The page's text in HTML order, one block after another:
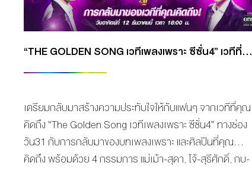
“THE GOLDEN SONG เวทีเพลงเพราะ ซีซั่น4” เวทีที่คุณคิดถึง พร้อมลงจอ อาทิตย์ที่ 12 ธ.ค. ทางช่องวัน31
เตรียมกลับมาสร้างความประทับใจให้กับแฟนๆ จากเวทีที่คุณ
คิดถึง “The Golden Song เวทีเพลงเพราะ ซีซั่น4” ทางช่อง
วัน31 กับการกลับมาของบทเพลงเพราะ และศิลปินที่คุณ
คิดถึง พร้อมด้วย 4 กรรมการ แม่เม้า-สุดา, โจ้-สุธีศักดิ์, กบ-